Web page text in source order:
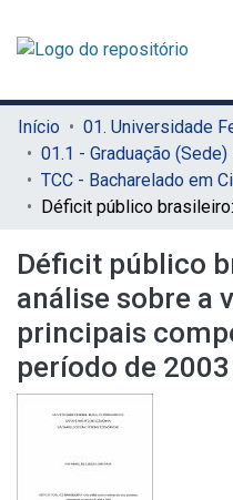
Início
01.1 - Graduação (Sede)
Déficit público
análise sobre a
principais
período de